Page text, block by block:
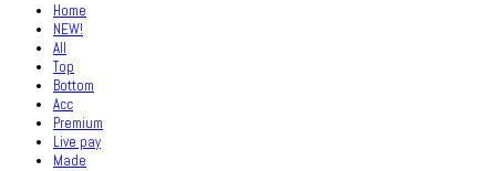
Home
NEW!
All
Top
Bottom
Acc
Premium
Live pay
Made